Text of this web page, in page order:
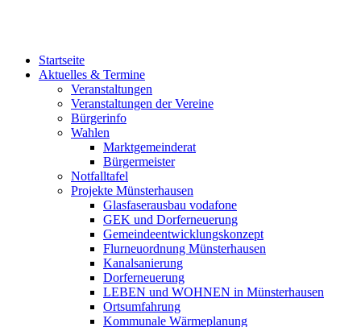
Startseite
Aktuelles & Termine
Veranstaltungen
Veranstaltungen der Vereine
Bürgerinfo
Wahlen
Marktgemeinderat
Bürgermeister
Notfalltafel
Projekte Münsterhausen
Glasfaserausbau vodafone
GEK und Dorferneuerung
Gemeindeentwicklungskonzept
Flurneuordnung Münsterhausen
Kanalsanierung
Dorferneuerung
LEBEN und WOHNEN in Münsterhausen
Ortsumfahrung
Kommunale Wärmeplanung